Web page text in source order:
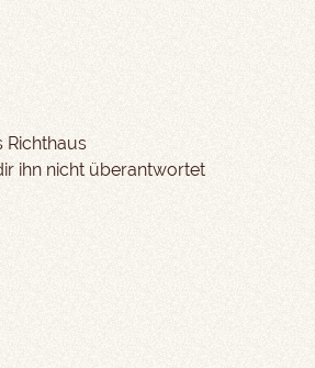
Richthaus
ihn nicht überantwortet